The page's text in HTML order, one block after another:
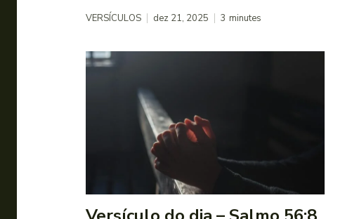
VERSÍCULOS dez 21, 2025 3 minutes